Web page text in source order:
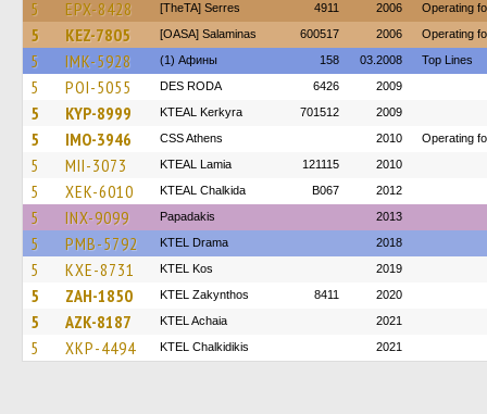
5 EPX-8428 [TheTA] Serres 4911 2006 Operating
5 KEZ-7805 [OASA] Salaminas 600517 2006 Operating
5 IMK-5928 (1) Афины 158 03.2008 Top Lines
5 POI-5055 DES RODA 6426 2009
5 KYP-8999 KTEAL Kerkyra 701512 2009
5 IMO-3946 CSS Athens 2010 Operating
5 MII-3073 KTEAL Lamia 121115 2010
5 XEK-6010 KTEAL Chalkida B067 2012
5 INX-9099 Papadakis 2013
5 PMB-5792 KTEL Drama 2018
5 KXE-8731 KTEL Kos 2019
5 ZAH-1850 KTEL Zakynthos 8411 2020
5 AZK-8187 KTEL Achaia 2021
5 XKP-4494 ΚΤΕL Chalkidikis 2021